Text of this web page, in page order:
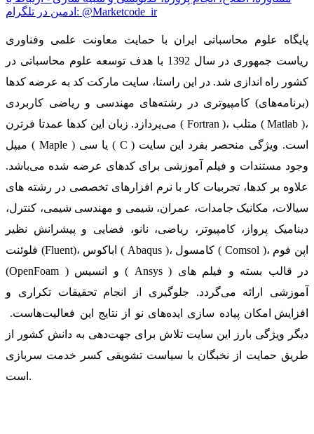
ادمین در تلگرام: @Marketcode_ir
پایگاه علوم محاسباتی ایران با حمایت معاونت علمی وفناوری
ریاست جمهوری در سال 1392 با هدف توسعه علوم محاسباتی در
کشور راه اندازی شد. در این راستا، سایت مارکت کد به عرضه کدها
(برنامه‌های) کامپیوتری در رشته‌های مهندسی و ریاضی کاربردی
می‌پردازد. زبان این کدها عمدتا فرترن ( Fortran )، متلب ( Matlab )،
میپل ( Maple ) یا سی ( C ) است. ویژگی منحصر بفرد این سایت
وجود مستندات و فیلم آموزشی برای کدهای عرضه شده می‌باشد.
علاوه بر کدها، تجربیات کار با نرم افزارهای تخصصی در رشته های
سیالات، مکانیک جامدات، عمران، شیمی و مهندسی شیمی، کنترل،
دینامیک پرواز، کامپیوتر، ریاضی، نانو، فضایی و پیشرانش نظیر
فلوئنت (Fluent)، اباکوس ( Abaqus )، کامسول ( Comsol )، اپن فوم
(OpenFoam ) و انسیس ( Ansys ) در قالب بسته‌ و فیلم های
آموزشی ارائه می‌گردد. جلوگیری از انجام تحقیقات تکراری و
افزایش امکان پیاده سازی ایده‌های نو از نتایج این فعالیت‌هاست.
دیگر ویژگی بارز این سایت تلاش برای جهت‌دهی به دانش کشور از
طریق حمایت از نخبگان با سیاست تشویقی کسر خدمت سربازی
است.